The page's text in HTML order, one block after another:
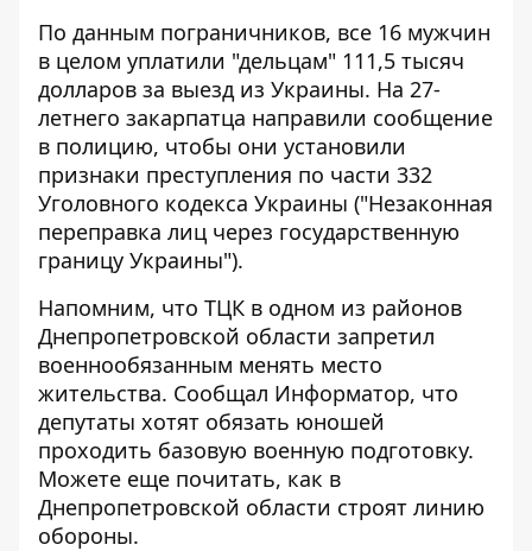
По данным пограничников, все 16 мужчин
в целом уплатили "дельцам" 111,5 тысяч
долларов за выезд из Украины. На 27-
летнего закарпатца направили сообщение
в полицию, чтобы они установили
признаки преступления по части 332
Уголовного кодекса Украины ("Незаконная
переправка лиц через государственную
границу Украины").
Напомним, что ТЦК в одном из районов
Днепропетровской области запретил
военнообязанным менять место
жительства. Сообщал Информатор, что
депутаты хотят обязать юношей
проходить базовую военную подготовку.
Можете еще почитать, как в
Днепропетровской области строят линию
обороны.